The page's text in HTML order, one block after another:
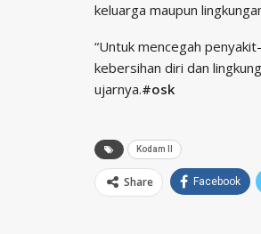
keluarga maupun
“Untuk mencegah
kebersihan diri dan
ujarnya.#osk
Kodam II
Share Facebook